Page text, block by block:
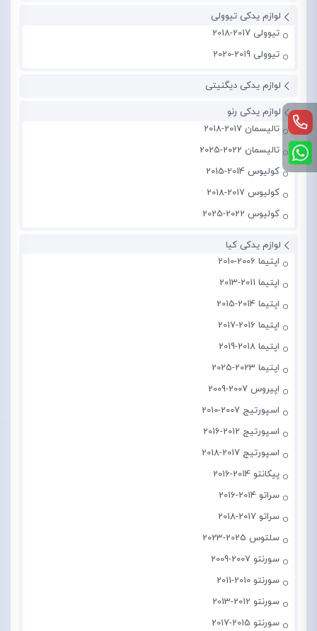
لوازم یدکی تیوولی
تیوولی 2017-2018
تیوولی 2019-2020
لوازم یدکی دیگنیتی
لوازم یدکی رنو
تالیسمان 2017-2018
تالیسمان 2022-2025
کولیوس 2014-2015
کولیوس 2017-2018
کولیوس 2022-2025
لوازم یدکی کیا
اپتیما 2006-2010
اپتیما 2011-2013
اپتیما 2014-2015
اپتیما 2016-2017
اپتیما 2018-2019
اپتیما 2023-2025
اپیروس 2007-2009
اسپورتیج 2007-2010
اسپورتیج 2012-2016
اسپورتیج 2017-2018
پیکانتو 2014-2016
سراتو 2014-2016
سراتو 2017-2018
سلتوس 2025-2023
سورنتو 2007-2009
سورنتو 2010-2011
سورنتو 2012-2013
سورنتو 2015-2017